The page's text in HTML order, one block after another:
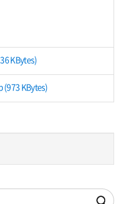
KBytes)
(973 KBytes)